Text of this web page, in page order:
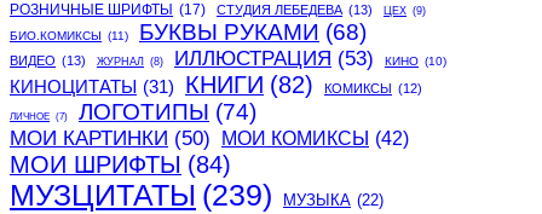
РОЗНИЧНЫЕ ШРИФТЫ (17) СТУДИЯ ЛЕБЕДЕВА (13) ЦЕХ (9)
БИО.КОМИКСЫ (11) БУКВЫ РУКАМИ (68)
ВИДЕО (13) ЖУРНАЛ (8) ИЛЛЮСТРАЦИЯ (53) КИНО (10)
КИНОЦИТАТЫ (31) КНИГИ (82) КОМИКСЫ (12)
ЛИЧНОЕ (7) ЛОГОТИПЫ (74)
МОИ КАРТИНКИ (50) МОИ КОМИКСЫ (42)
МОИ ШРИФТЫ (84)
МУЗЦИТАТЫ (239) МУЗЫКА (22)